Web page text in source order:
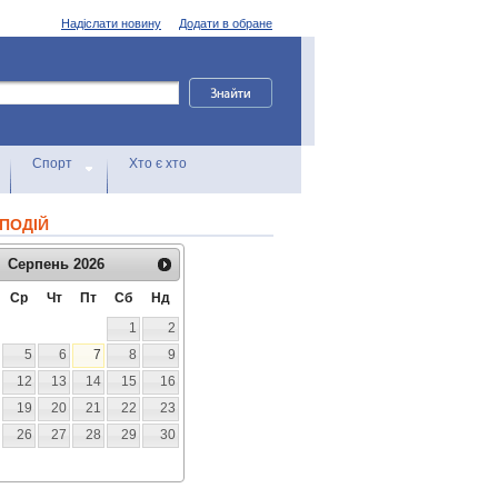
Додати в обране
Надіслати новину
Спорт Хто є хто
Серпень 2026
Ср Чт Пт Сб
Нд
1
2
5 6 7 8
9
12 13 14 15
16
19 20 21 22
23
26 27 28 29
30